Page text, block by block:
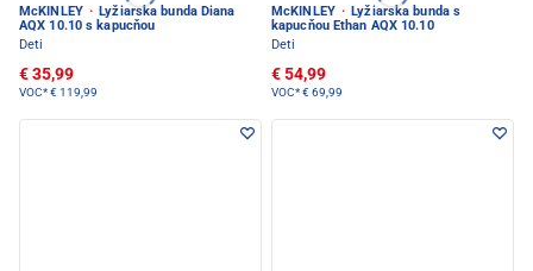
McKINLEY · Lyžiarska bunda Diana
AQX 10.10 s kapucňou
Deti
€ 35,99
VOC*€ 119,99
McKINLEY · Lyžiarska bunda s
kapucňou Ethan AQX 10.10
Deti
€ 54,99
VOC*€ 69,99